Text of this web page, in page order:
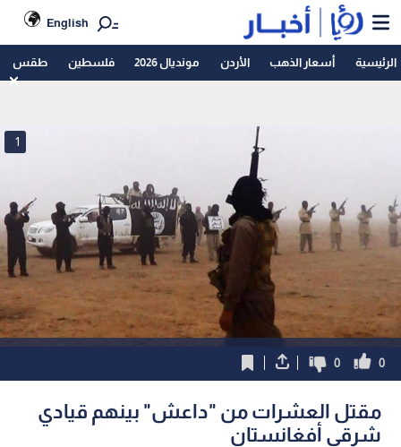
English
الرئيسية أسعار الذهب الأردن مونديال 2026 فلسطين طقس
1
0
0
مقتل العشرات من "داعش" بينهم قيادي
شرقي أفغانستان